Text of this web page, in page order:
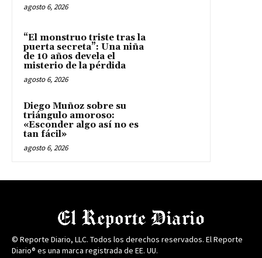
agosto 6, 2026
“El monstruo triste tras la
puerta secreta”: Una niña
de 10 años devela el
misterio de la pérdida
agosto 6, 2026
Diego Muñoz sobre su
triángulo amoroso:
«Esconder algo así no es
tan fácil»
agosto 6, 2026
© Reporte Diario, LLC. Todos los derechos reservados. El Reporte
Diario® es una marca registrada de EE. UU.